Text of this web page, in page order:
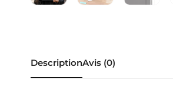
DescriptionAvis (0)